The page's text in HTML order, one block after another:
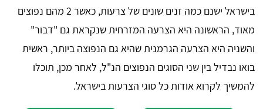
בישראל ישנם כמה זנים שונים של צרעות, כאשר 2 מהם נפוצים
מאוד, הראשונה היא הצרעה המזרחית שנקראת גם "דבור"
והשניה היא הצרעה הגרמנית שהיא גם הנפוצה ביותר, ראשית
בואו נבדיל בין שני הסוגים הנפוצים הנ"ל, לאחר מכן, תוכלו
להמשיך לקרוא אודות כל סוגי הצרעות בישראל.